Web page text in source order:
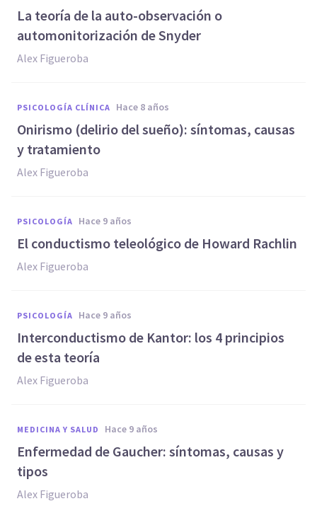
La teoría de la auto-observación o
automonitorización de Snyder
Alex Figueroba
PSICOLOGÍA CLÍNICA hace 8 años
Onirismo (delirio del sueño): síntomas, causas
y tratamiento
Alex Figueroba
PSICOLOGÍA hace 9 años
El conductismo teleológico de Howard Rachlin
Alex Figueroba
PSICOLOGÍA hace 9 años
Interconductismo de Kantor: los 4 principios
de esta teoría
Alex Figueroba
MEDICINA Y SALUD hace 9 años
Enfermedad de Gaucher: síntomas, causas y
tipos
Alex Figueroba